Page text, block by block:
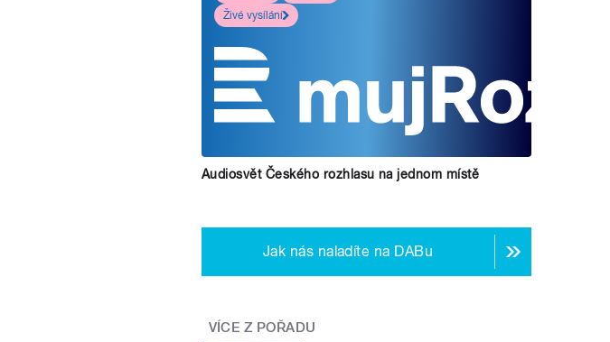
Živé vysílání
Audiosvět Českého rozhlasu na jednom místě
Jak nás naladíte na DABu
VÍCE Z POŘADU